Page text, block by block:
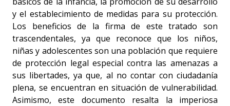
y el establecimiento de medidas para su protección.
Los beneficios de la firma de este tratado son
trascendentales, ya que reconoce que los niños,
niñas y adolescentes son una población que requiere
de protección legal especial contra las amenazas a
sus libertades, ya que, al no contar con ciudadanía
plena, se encuentran en situación de vulnerabilidad.
Asimismo, este documento resalta la imperiosa